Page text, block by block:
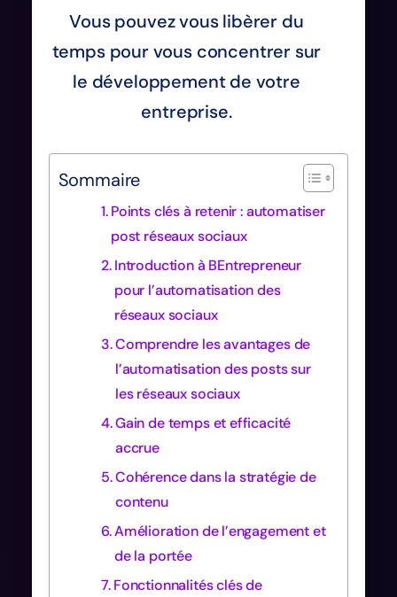
Vous pouvez vous libèrer du
temps pour vous concentrer sur
le développement de votre
entreprise.
Sommaire
Points clés à retenir : automatiser
post réseaux sociaux
Introduction à BEntrepreneur
pour l’automatisation des
réseaux sociaux
Comprendre les avantages de
l’automatisation des posts sur
les réseaux sociaux
Gain de temps et efficacité
accrue
Cohérence dans la stratégie de
contenu
Amélioration de l’engagement et
de la portée
Fonctionnalités clés de